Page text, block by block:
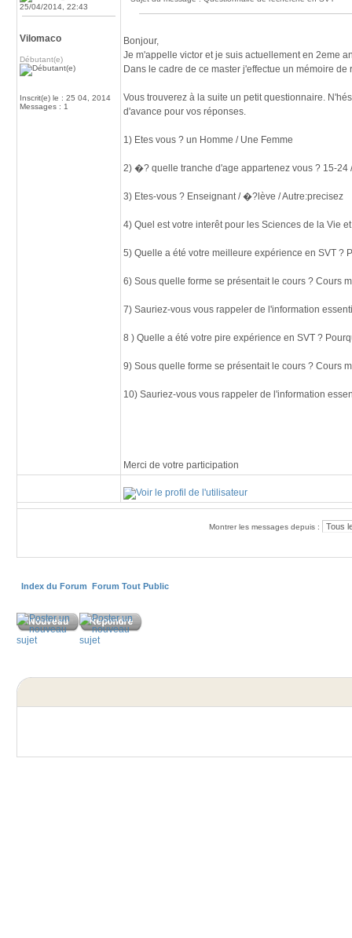
25/04/2014, 22:43
Vilomaco
Débutant(e)
Inscrit(e) le : 25 04, 2014
Messages : 1
Bonjour,
Je m'appelle victor et je suis actuellement en 2eme
Dans le cadre de ce master j'effectue un mémoire
Vous trouverez à la suite un petit questionnaire.
d'avance pour vos réponses.
1) Etes vous ? un Homme / Une Femme
2) �? quelle tranche d'age appartenez vous ? 15-24
3) Etes-vous ? Enseignant / �?lève / Autre:precisez
4) Quel est votre interêt pour les Sciences de la Vie
5) Quelle a été votre meilleure expérience en SVT ?
6) Sous quelle forme se présentait le cours ? Cours
7) Sauriez-vous vous rappeler de l'information
8 ) Quelle a été votre pire expérience en SVT ?
9) Sous quelle forme se présentait le cours ? Cours
10) Sauriez-vous vous rappeler de l'information
Merci de votre participation
Montrer les messages depuis :
Index du Forum Forum Tout Public